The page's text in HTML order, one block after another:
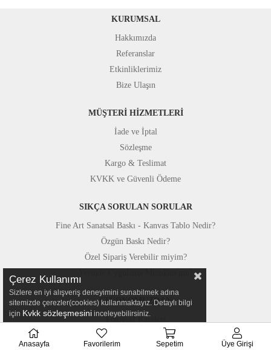
KURUMSAL
Hakkımızda
Referanslar
Etkinliklerimiz
Bize Ulaşın
MÜŞTERİ HİZMETLERİ
İade ve İptal
Sözleşme
Kargo & Teslimat
KVKK ve Güvenli Ödeme
SIKÇA SORULAN SORULAR
Fine Art Sanatsal Baskı - Kanvas Tablo Nedir?
Özgün Baskı Nedir?
Özel Sipariş Verebilir miyim?
STÜDYOMUZDAN
Fotoğraf Kareleri
Basında Canvastar
Çerez Kullanımı
Sizlere en iyi alışveriş deneyimini sunabilmek adına
sitemizde çerezler(cookies) kullanmaktayız. Detaylı bilgi
için Kvkk sözleşmesini inceleyebilirsiniz.
Anasayfa Favorilerim Sepetim Üye Girişi